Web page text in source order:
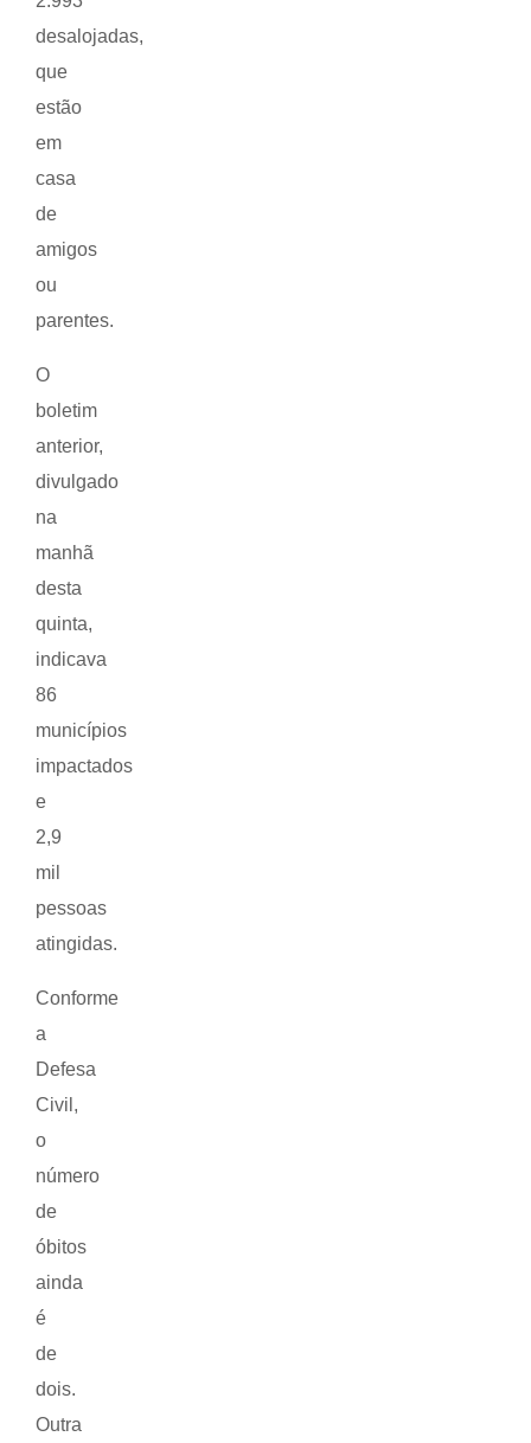
desalojadas,
que
estão
em
casa
de
amigos
ou
parentes.
O
boletim
anterior,
divulgado
na
manhã
desta
quinta,
indicava
86
municípios
impactados
e
2,9
mil
pessoas
atingidas.
Conforme
a
Defesa
Civil,
o
número
de
óbitos
ainda
é
de
dois.
Outra